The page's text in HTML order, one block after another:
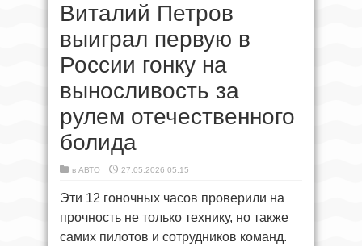
Виталий Петров
выиграл первую в
России гонку на
выносливость за
рулем отечественного
болида
в АВТО 27.05.2026 05:15
Эти 12 гоночных часов проверили на
прочность не только технику, но также
самих пилотов и сотрудников команд.